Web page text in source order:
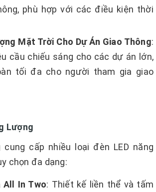
phù hợp với các điều kiện thời
Mặt Trời Cho Dự Án Giao Thông:
cầu chiếu sáng cho các dự án lớn,
tối đa cho người tham gia giao
Lượng
cung cấp nhiều loại đèn LED năng
chọn đa dạng:
All In Two: Thiết kế liền thể và tấm